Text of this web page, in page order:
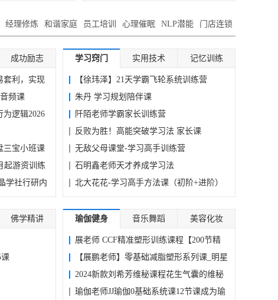
08-05]
条指令
[08-05]
[08-04
货+精
[03-04
生活》
作
[12-10
[10-30
实现一
08-03]
[08-02]
0基础
[08-02
[07-28
[05-23
[04-02
精读
[03-29
[03-23
[
楼相
门店连锁
NLP潜能
心理催眠
员工培训
和谐家庭
经理修炼
成功励志
套利，实现
频课
逻辑2026
三宝小班课
起游资训练
学社行研内
学习窍门 实用技术 记忆训练
【徐玮泽】21天学霸飞轮系统训练营
朱丹 学习规划陪伴课
阡陌老师学霸家长训练营
反败为胜！高能突破学习法 家长课
无敌父母课堂-学习高手训练营
石明鑫老师天才养成学习法
北大花花-学习高手方法课（初阶+进阶）
佛学精讲 瑜伽健身 音乐舞蹈 美容化妆
展老师 CCF精准塑形训练课程【200节精
讲】...
【展鹏老师】零基础减脂塑形系列课_明星
身...
2024新款刘希芳维秘课程花生气囊的维秘
全...
瑜伽老师JJ瑜伽0基础系统课12节课成为瑜